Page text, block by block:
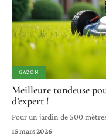
GAZON
Meilleure tondeuse
d’expert !
Pour un jardin de 500
15 mars 2026